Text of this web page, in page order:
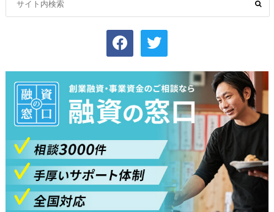
facebook twitter